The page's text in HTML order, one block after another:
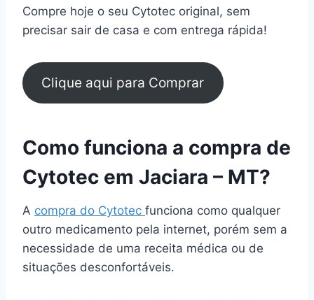
Compre hoje o seu Cytotec original, sem
precisar sair de casa e com entrega rápida!
Clique aqui para Comprar
Como funciona a compra de
Cytotec em Jaciara – MT?
A compra do Cytotec funciona como qualquer
outro medicamento pela internet, porém sem a
necessidade de uma receita médica ou de
situações desconfortáveis.